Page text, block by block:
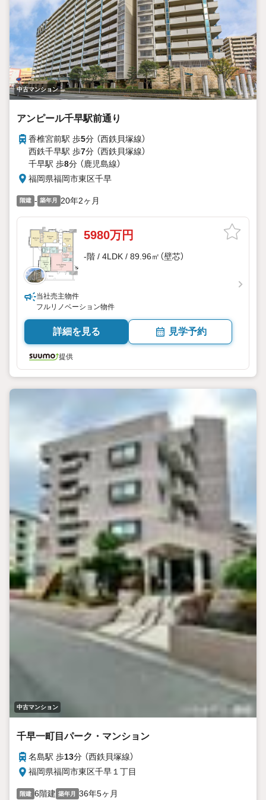
中古マンション
アンピール千早駅前通り
香椎宮前駅 歩5分 （西鉄貝塚線）
西鉄千早駅 歩7分 （西鉄貝塚線）
千早駅 歩8分 （鹿児島線）
福岡県福岡市東区千早
階建 - 築年月 20年2ヶ月
5980万円
-階 / 4LDK / 89.96㎡（壁芯）
当社売主物件
フルリノベーション物件
詳細を見る 見学予約
提供
中古マンション
千早一町目パーク・マンション
名島駅 歩13分 （西鉄貝塚線）
福岡県福岡市東区千早１丁目
階建 6階建 築年月 36年5ヶ月